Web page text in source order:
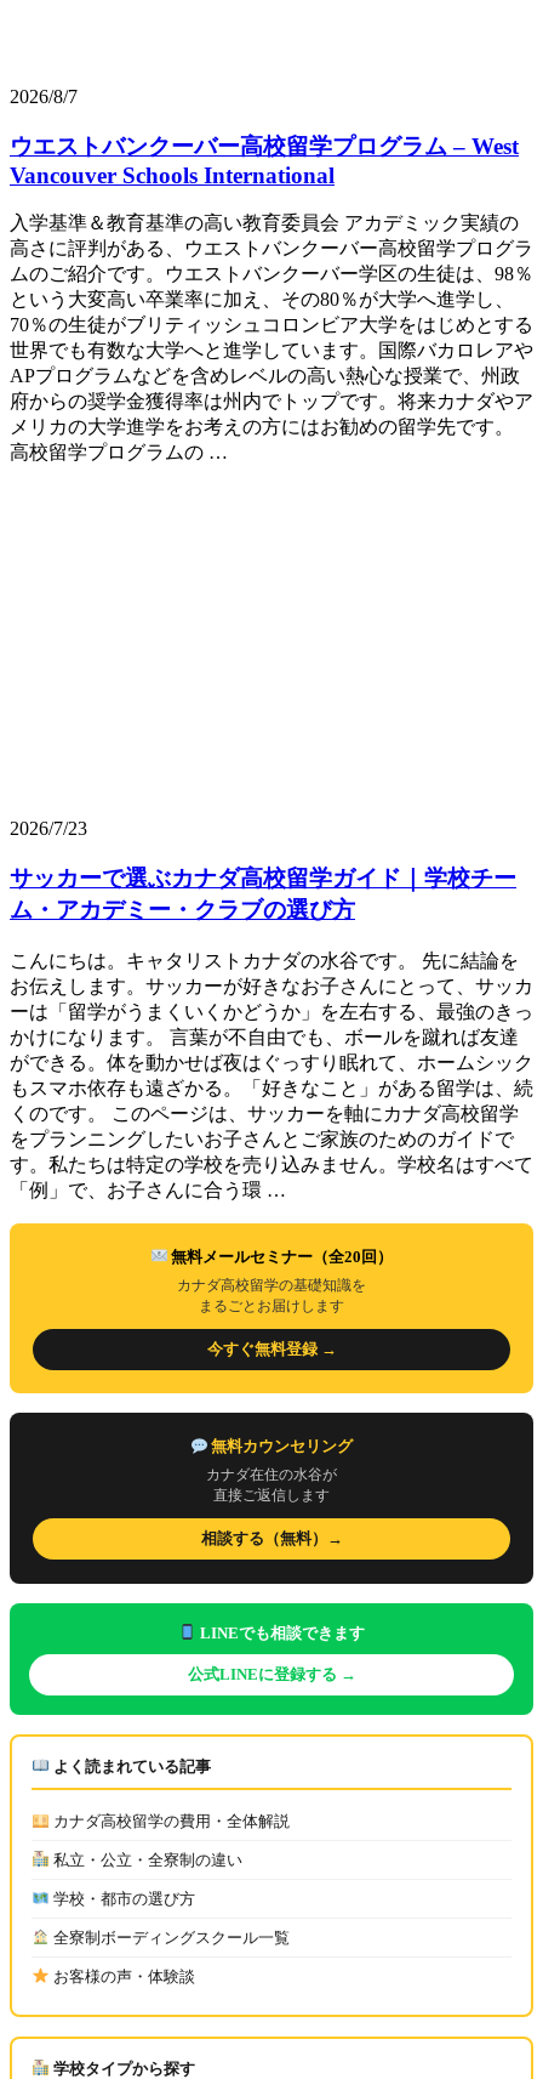
2026/8/7
ウエストバンクーバー高校留学プログラム – West
Vancouver Schools International
入学基準＆教育基準の高い教育委員会 アカデミック実績の
高さに評判がある、ウエストバンクーバー高校留学プログラ
ムのご紹介です。ウエストバンクーバー学区の生徒は、98％
という大変高い卒業率に加え、その80％が大学へ進学し、
70％の生徒がブリティッシュコロンビア大学をはじめとする
世界でも有数な大学へと進学しています。国際バカロレアや
APプログラムなどを含めレベルの高い熱心な授業で、州政
府からの奨学金獲得率は州内でトップです。将来カナダやア
メリカの大学進学をお考えの方にはお勧めの留学先です。
高校留学プログラムの …
2026/7/23
サッカーで選ぶカナダ高校留学ガイド｜学校チー
ム・アカデミー・クラブの選び方
こんにちは。キャタリストカナダの水谷です。 先に結論を
お伝えします。サッカーが好きなお子さんにとって、サッカ
ーは「留学がうまくいくかどうか」を左右する、最強のきっ
かけになります。 言葉が不自由でも、ボールを蹴れば友達
ができる。体を動かせば夜はぐっすり眠れて、ホームシック
もスマホ依存も遠ざかる。「好きなこと」がある留学は、続
くのです。 このページは、サッカーを軸にカナダ高校留学
をプランニングしたいお子さんとご家族のためのガイドで
す。私たちは特定の学校を売り込みません。学校名はすべて
「例」で、お子さんに合う環 …
無料メールセミナー（全20回）
カナダ高校留学の基礎知識を
まるごとお届けします
今すぐ無料登録 →
無料カウンセリング
カナダ在住の水谷が
直接ご返信します
相談する（無料）→
LINEでも相談できます
公式LINEに登録する →
よく読まれている記事
カナダ高校留学の費用・全体解説
私立・公立・全寮制の違い
学校・都市の選び方
全寮制ボーディングスクール一覧
お客様の声・体験談
学校タイプから探す